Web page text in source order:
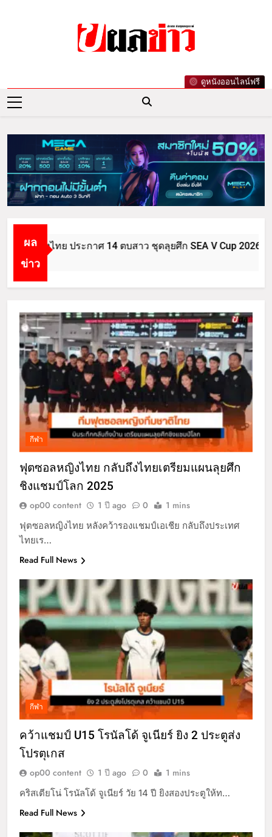
ผลข่าว.com
ดารา ข่าวกีฬารอบโลก เลขเด็ดหวยดัง ตรวจ
ดูหนังออนไลน์ฟรี
ผล
ข่าว
ลหญิงไทย ประกาศ 14 ตบสาว ชุดลุยศึก SEA V Cup 2026
กีฬา
ฟุตซอลหญิงไทย กลับถึงไทยเตรียมแผนลุยศึก
ชิงแชมป์โลก 2025
op00 content 1 ปี ago 0 1 mins
ฟุตซอลหญิงไทย หลังคว้ารองแชมป์เอเชีย กลับถึงประเทศ
ไทยเร…
Read Full News
กีฬา
คว้าแชมป์ U15 โรนัลโด้ จูเนียร์ ยิง 2 ประตูส่ง
โปรตุเกส
op00 content 1 ปี ago 0 1 mins
คริสเตียโน่ โรนัลโด้ จูเนียร์ วัย 14 ปี ยิงสองประตูให้ท…
Read Full News